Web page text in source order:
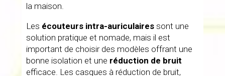
la maison.
Les écouteurs intra-auriculairessont une
solution pratique et nomade, mais il est
important de choisir des modèles offrant une
bonne isolation et une réduction de bruit
efficace. Les casques à réduction de bruit,